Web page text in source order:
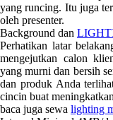
yang runcing. Itu juga
oleh presenter.
Background dan
Perhatikan latar
mengejutkan calon
yang murni dan bersih
dan produk Anda
cincin buat
baca juga sewa lighting